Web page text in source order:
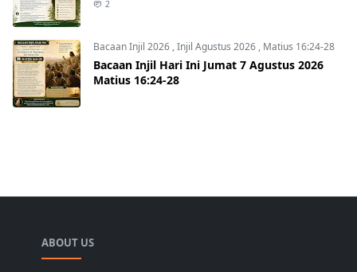
2
Bacaan Injil 2026 ,Injil Agustus 2026 , Matius 16:24-28
Bacaan Injil Hari Ini Jumat 7 Agustus 2026
Matius 16:24-28
ABOUT US